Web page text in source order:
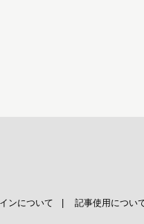
ンについて 記事使用につい